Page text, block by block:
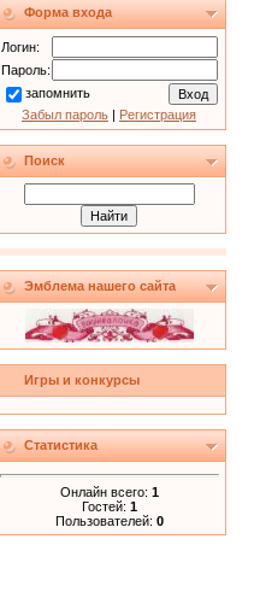
Форма входа
Логин:
Пароль:
запомнить
Забыл пароль | Регистрация
Поиск
Эмблема нашего сайта
Игры и конкурсы
Статистика
Онлайн всего: 1
Гостей: 1
Пользователей: 0